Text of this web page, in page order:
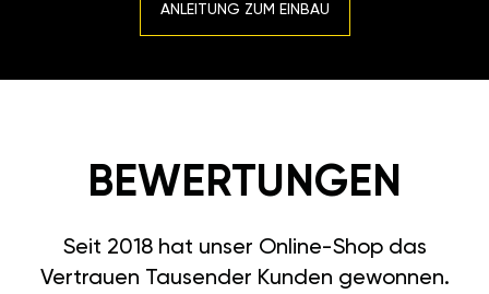
ANLEITUNG ZUM EINBAU
BEWERTUNGEN
Seit 2018 hat unser Online-Shop das
Vertrauen Tausender Kunden gewonnen.